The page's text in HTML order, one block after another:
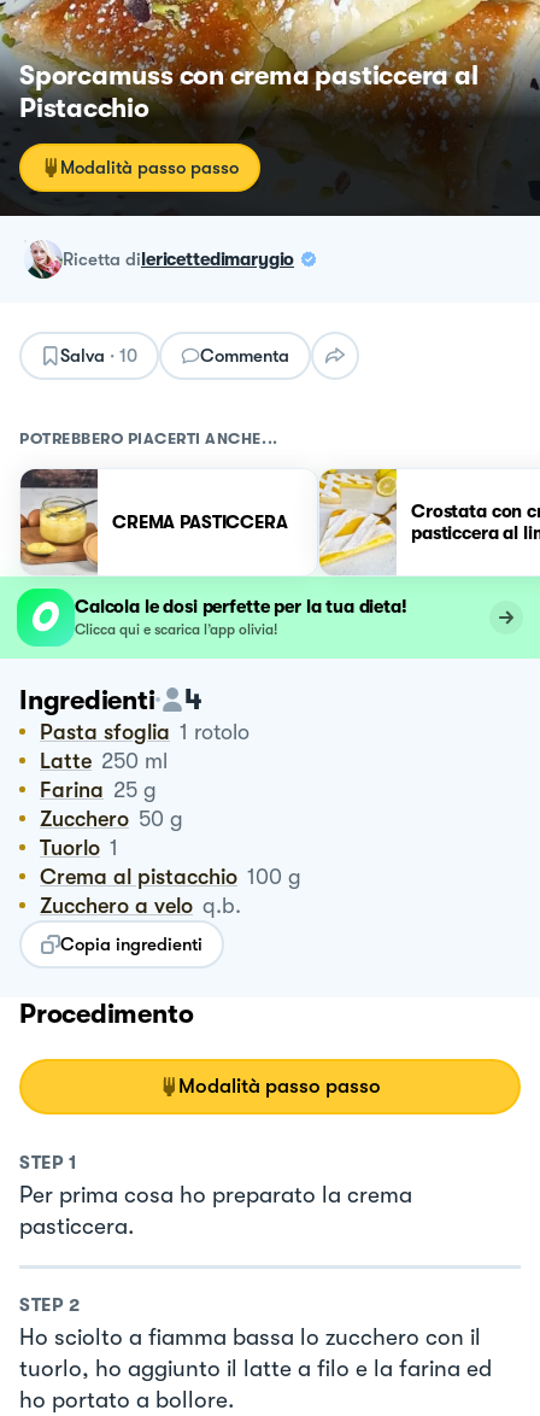
Sporcamuss con crema pasticcera al
Pistacchio
Modalità passo passo
ricetta dilericettedimarygio
Salva · 10 Commenta
POTREBBERO PIACERTI ANCHE...
CREMA PASTICCERA
Crostata con
pasticcera al
Calcola le dosi perfette per la tua dieta!
Clicca qui e scarica l’app olivia!
Ingredienti 4
Pasta sfoglia 1 rotolo
Latte 250 ml
Farina 25 g
Zucchero 50 g
Tuorlo 1
Crema al pistacchio 100 g
Zucchero a velo q.b.
Copia ingredienti
Procedimento
Modalità passo passo
STEP 1
Per prima cosa ho preparato la crema
pasticcera.
STEP 2
Ho sciolto a fiamma bassa lo zucchero con il
tuorlo, ho aggiunto il latte a filo e la farina ed
ho portato a bollore.